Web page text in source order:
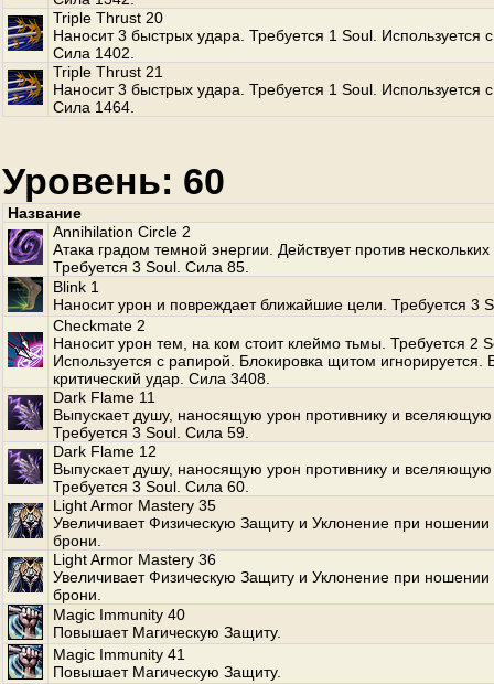
Triple Thrust 20
Наносит 3 быстрых удара. Требуется 1 Soul. Используется
Сила 1402.
Triple Thrust 21
Наносит 3 быстрых удара. Требуется 1 Soul. Используется
Сила 1464.
Уровень: 60
Название
Annihilation Circle 2
Атака градом темной энергии. Действует против
Требуется 3 Soul. Сила 85.
Blink 1
Наносит урон и повреждает ближайшие цели. Требуется 3
Checkmate 2
Наносит урон тем, на ком стоит клеймо тьмы. Требуется 2
Используется с рапирой. Блокировка щитом игнорируется.
критический удар. Сила 3408.
Dark Flame 11
Выпускает душу, наносящую урон противнику и вселяющую
Требуется 3 Soul. Сила 59.
Dark Flame 12
Выпускает душу, наносящую урон противнику и вселяющую
Требуется 3 Soul. Сила 60.
Light Armor Mastery 35
Увеличивает Физическую Защиту и Уклонение при ношении
брони.
Light Armor Mastery 36
Увеличивает Физическую Защиту и Уклонение при ношении
брони.
Magic Immunity 40
Повышает Магическую Защиту.
Magic Immunity 41
Повышает Магическую Защиту.